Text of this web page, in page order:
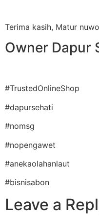
Terima kasih, Matur
Owner Dapur
#TrustedOnlineShop
#dapursehati
#nomsg
#nopengawet
#anekaolahanlaut
#bisnisabon
Leave a